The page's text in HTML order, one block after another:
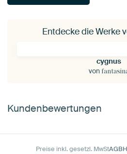
Entdecke die Werke
cygnus
von
Kundenbewertungen
Preise inkl. gesetzl. MwStAGB